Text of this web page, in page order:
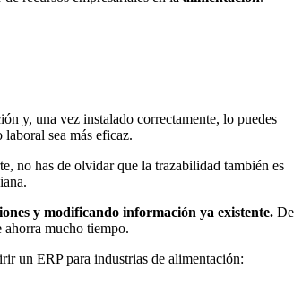
y, una vez instalado correctamente, lo puedes
sea más eficaz.
no has de olvidar que la trazabilidad también es
y modificando información ya existente. De
ahorra mucho tiempo.
un ERP para industrias de alimentación: